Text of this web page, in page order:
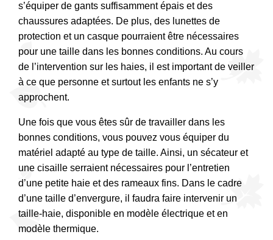
s’équiper de gants suffisamment épais et des
chaussures adaptées. De plus, des lunettes de
protection et un casque pourraient être nécessaires
pour une taille dans les bonnes conditions. Au cours
de l’intervention sur les haies, il est important de veiller
à ce que personne et surtout les enfants ne s’y
approchent.
Une fois que vous êtes sûr de travailler dans les
bonnes conditions, vous pouvez vous équiper du
matériel adapté au type de taille. Ainsi, un sécateur et
une cisaille serraient nécessaires pour l’entretien
d’une petite haie et des rameaux fins. Dans le cadre
d’une taille d’envergure, il faudra faire intervenir un
taille-haie, disponible en modèle électrique et en
modèle thermique.